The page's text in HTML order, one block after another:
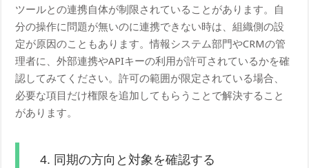
ツールとの連携自体が制限されていることがあります。自
分の操作に問題が無いのに連携できない時は、組織側の設
定が原因のこともあります。情報システム部門やCRMの管
理者に、外部連携やAPIキーの利用が許可されているかを確
認してみてください。許可の範囲が限定されている場合、
必要な項目だけ権限を追加してもらうことで解決すること
があります。
4. 同期の方向と対象を確認する